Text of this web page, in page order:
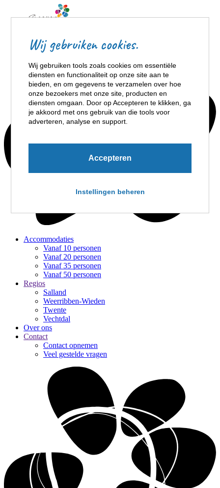
Accommodaties
Vanaf 10 personen
Vanaf 20 personen
Vanaf 35 personen
Vanaf 50 personen
Regios
Salland
Weerribben-Wieden
Twente
Vechtdal
Over ons
Contact
Contact opnemen
Veel gestelde vragen
Wij gebruiken cookies.
Wij gebruiken tools zoals cookies om essentiële
diensten en functionaliteit op onze site aan te
bieden, en om gegevens te verzamelen over hoe
onze bezoekers met onze site, producten en
diensten omgaan. Door op Accepteren te klikken, ga
je akkoord met ons gebruik van die tools voor
adverteren, analyse en support.
Accepteren
Instellingen beheren